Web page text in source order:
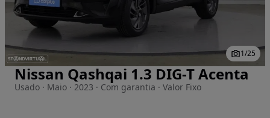
Imagem 1 de 25
1/25
Nissan Qashqai 1.3 DIG-T Acenta
Usado · Maio · 2023 · Com garantia · Valor Fixo